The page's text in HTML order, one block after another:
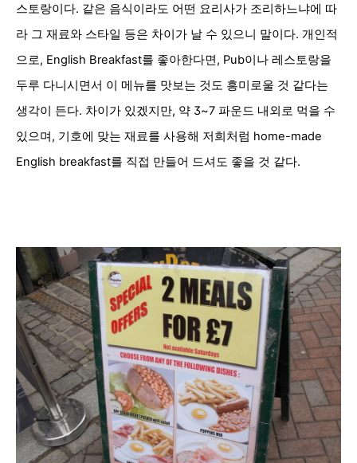
스토랑이다. 같은 음식이라도 어떤 요리사가 조리하느냐에 따
라 그 재료와 스타일 등은 차이가 날 수 있으니 말이다. 개인적
으로, English Breakfast를 좋아한다면, Pub이나 레스토랑을
두루 다니시면서 이 메뉴를 맛보는 것도 흥미로울 것 같다는
생각이 든다. 차이가 있겠지만, 약 3~7 파운드 내외로 먹을 수
있으며, 기호에 맞는 재료를 사용해 저희처럼 home-made
English breakfast를 직접 만들어 드셔도 좋을 것 같다.